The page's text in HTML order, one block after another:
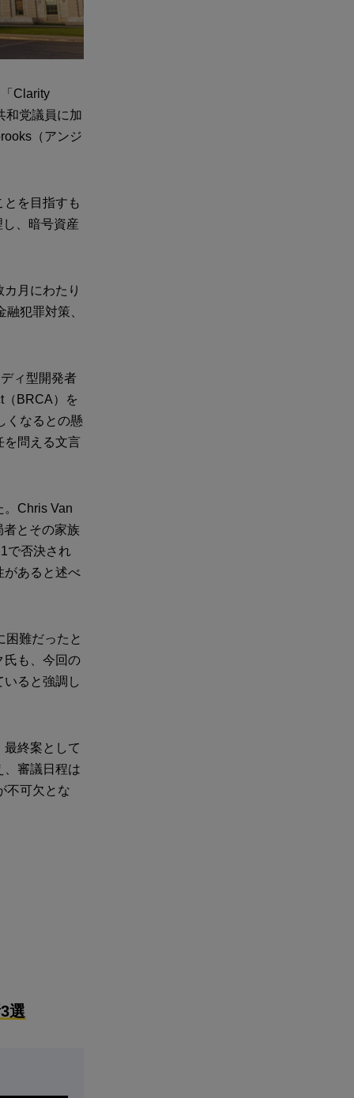
Clarity
和党議員に加
（アンジ
を目指すも
、暗号資産
月にわたり
犯罪対策、
ィ型開発者
BRCA）を
くなるとの懸
を問える文言
。Chris Van
とその家族
で否決され
があると述べ
困難だったと
氏も、今回の
ると強調し
終案として
、審議日程は
不可欠とな
選